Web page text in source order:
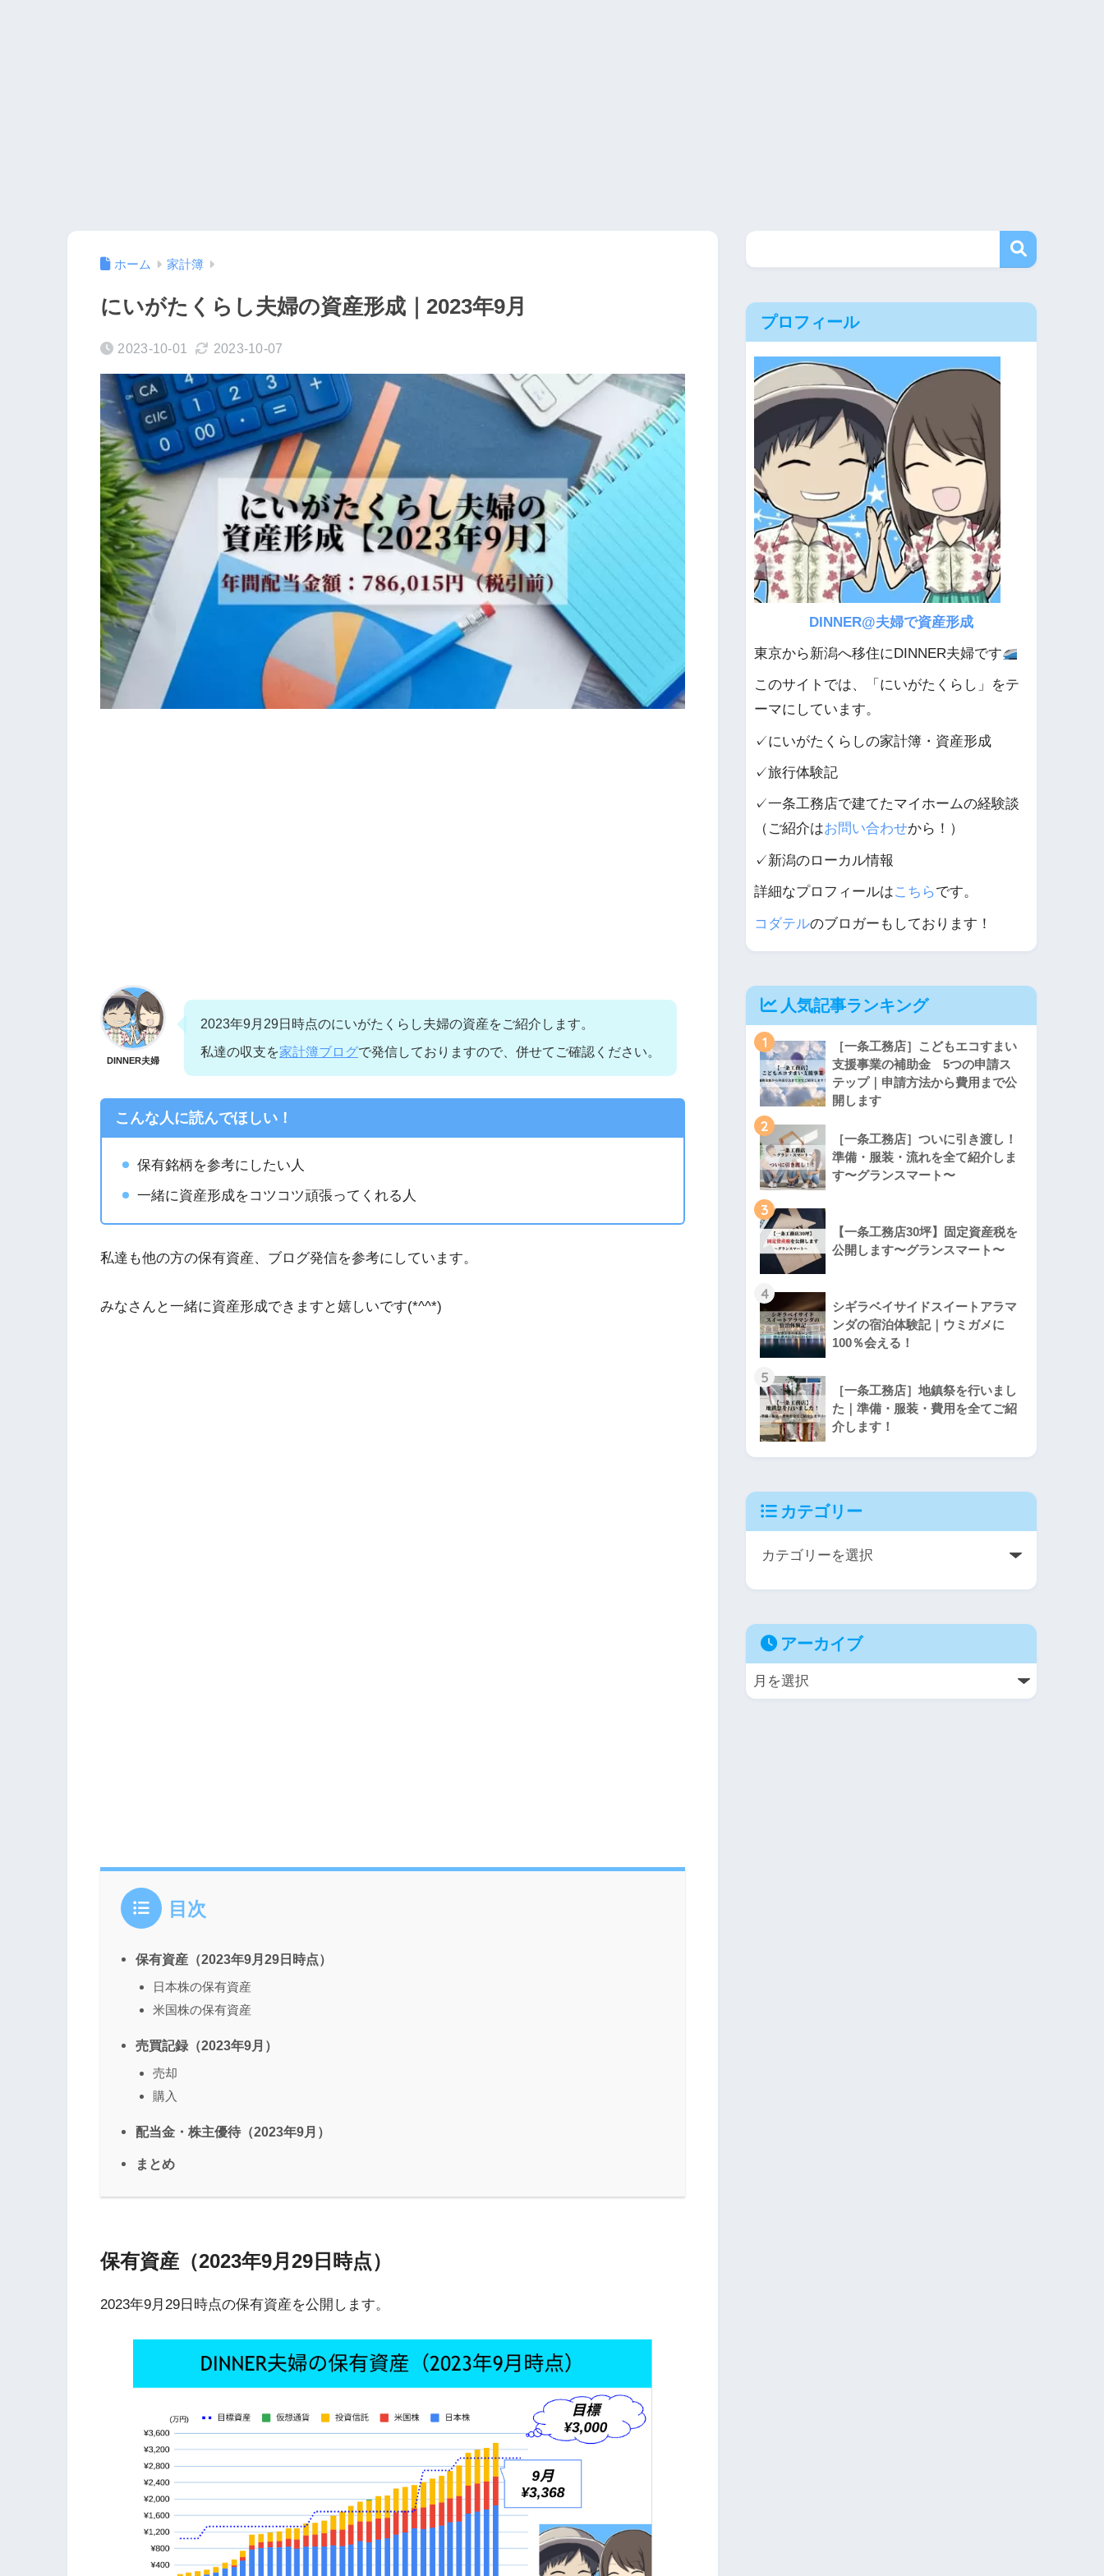
ホーム 家計簿
にいがたくらし夫婦の資産形成｜2023年9月
2023-10-01 2023-10-07
DINNER夫婦
2023年9月29日時点のにいがたくらし夫婦の資産をご紹介します。
私達の収支を家計簿ブログで発信しておりますので、併せてご確認ください。
こんな人に読んでほしい！
保有銘柄を参考にしたい人
一緒に資産形成をコツコツ頑張ってくれる人
私達も他の方の保有資産、ブログ発信を参考にしています。
みなさんと一緒に資産形成できますと嬉しいです(*^^*)
目次
保有資産（2023年9月29日時点）
日本株の保有資産
米国株の保有資産
売買記録（2023年9月）
売却
購入
配当金・株主優待（2023年9月）
まとめ
保有資産（2023年9月29日時点）
2023年9月29日時点の保有資産を公開します。
プロフィール
DINNER@夫婦で資産形成
東京から新潟へ移住にDINNER夫婦です
このサイトでは、「にいがたくらし」をテ
ーマにしています。
✓にいがたくらしの家計簿・資産形成
✓旅行体験記
✓一条工務店で建てたマイホームの経験談
（ご紹介はお問い合わせから！）
✓新潟のローカル情報
詳細なプロフィールはこちらです。
コダテルのブロガーもしております！
人気記事ランキング
1
［一条工務店］こどもエコすまい
支援事業の補助金 5つの申請ス
テップ｜申請方法から費用まで公
開します
2
［一条工務店］ついに引き渡し！
準備・服装・流れを全て紹介しま
す〜グランスマート〜
3
【一条工務店30坪】固定資産税を
公開します〜グランスマート〜
4
シギラベイサイドスイートアラマ
ンダの宿泊体験記｜ウミガメに
100％会える！
5
［一条工務店］地鎮祭を行いまし
た｜準備・服装・費用を全てご紹
介します！
カテゴリー
アーカイブ